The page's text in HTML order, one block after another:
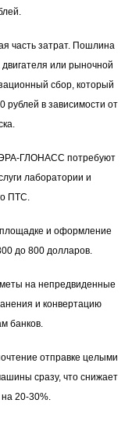
часть затрат. Пошлина
или рыночной
сбор, который
рублей в зависимости от
ГЛОНАСС потребуют
лаборатории и
ПТС.
площадке и оформление
до 800 долларов.
на непредвиденные
и конвертацию
банков.
отправке целыми
сразу, что снижает
на 20-30%.